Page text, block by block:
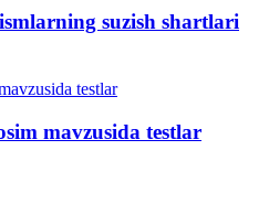
suzish shartlari
mavzusida testlar